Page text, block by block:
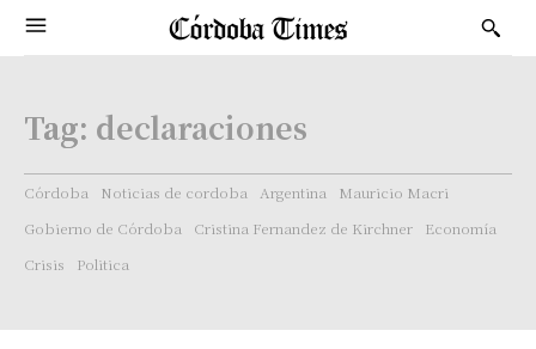
Tag: declaraciones
Córdoba Noticias de cordoba Argentina
Mauricio Macri
Gobierno de Córdoba
Cristina Fernandez de Kirchner
Economía
Crisis
Politica